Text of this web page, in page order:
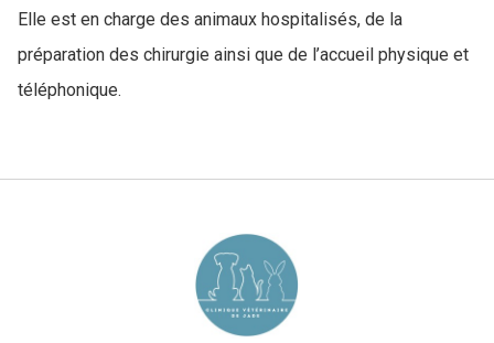
Elle est en charge des animaux hospitalisés, de la
préparation des chirurgie ainsi que de l’accueil physique et
téléphonique.